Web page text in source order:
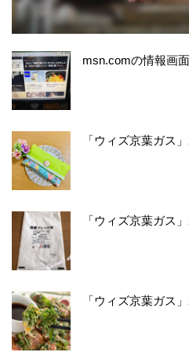
msn.comの情報画
「ウィズ京葉ガス
「ウィズ京葉ガス
「ウィズ京葉ガス